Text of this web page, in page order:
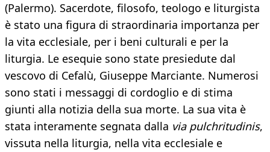
(Palermo). Sacerdote, filosofo, teologo e liturgista
è stato una figura di straordinaria importanza per
la vita ecclesiale, per i beni culturali e per la
liturgia. Le esequie sono state presiedute dal
vescovo di Cefalù, Giuseppe Marciante. Numerosi
sono stati i messaggi di cordoglio e di stima
giunti alla notizia della sua morte. La sua vita è
stata interamente segnata dalla via pulchritudinis,
vissuta nella liturgia, nella vita ecclesiale e